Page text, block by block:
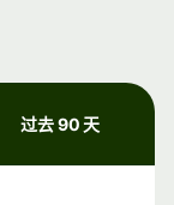
过去 90 天